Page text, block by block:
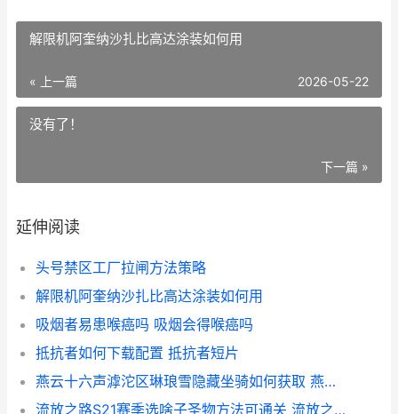
解限机阿奎纳沙扎比高达涂装如何用
« 上一篇 2026-05-22
没有了！
下一篇 »
延伸阅读
头号禁区工厂拉闸方法策略
解限机阿奎纳沙扎比高达涂装如何用
吸烟者易患喉癌吗 吸烟会得喉癌吗
抵抗者如何下载配置 抵抗者短片
燕云十六声滹沱区琳琅雪隐藏坐骑如何获取 燕云十六声滹沱军营怎么进去
流放之路S21赛季选啥子圣物方法可通关 流放之路s21赛季礼包奖励公示